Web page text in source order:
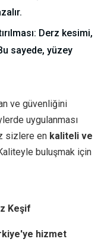
Derz kesimi,
sayede, yüzey
ve güvenliğini
uygulanması
sizlere en kaliteli ve
buluşmak için
Keşif
hizmet